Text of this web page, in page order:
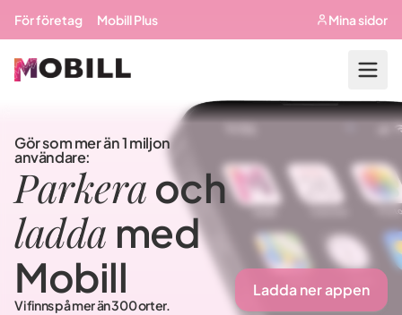
För företag Mobill Plus Mina sidor
Gör som mer än 1 miljon
användare:
Parkeraoch
ladda med
Mobill
Vi finns på mer än 300 orter.
Ladda ner appen